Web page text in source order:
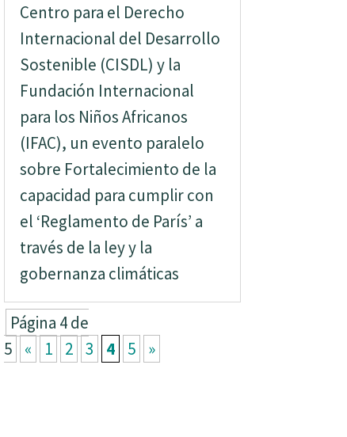
Centro para el Derecho
Internacional del Desarrollo
Sostenible (CISDL) y la
Fundación Internacional
para los Niños Africanos
(IFAC), un evento paralelo
sobre Fortalecimiento de la
capacidad para cumplir con
el ‘Reglamento de París’ a
través de la ley y la
gobernanza climáticas
Página 4 de
5
« 1 2 3 4 5 »